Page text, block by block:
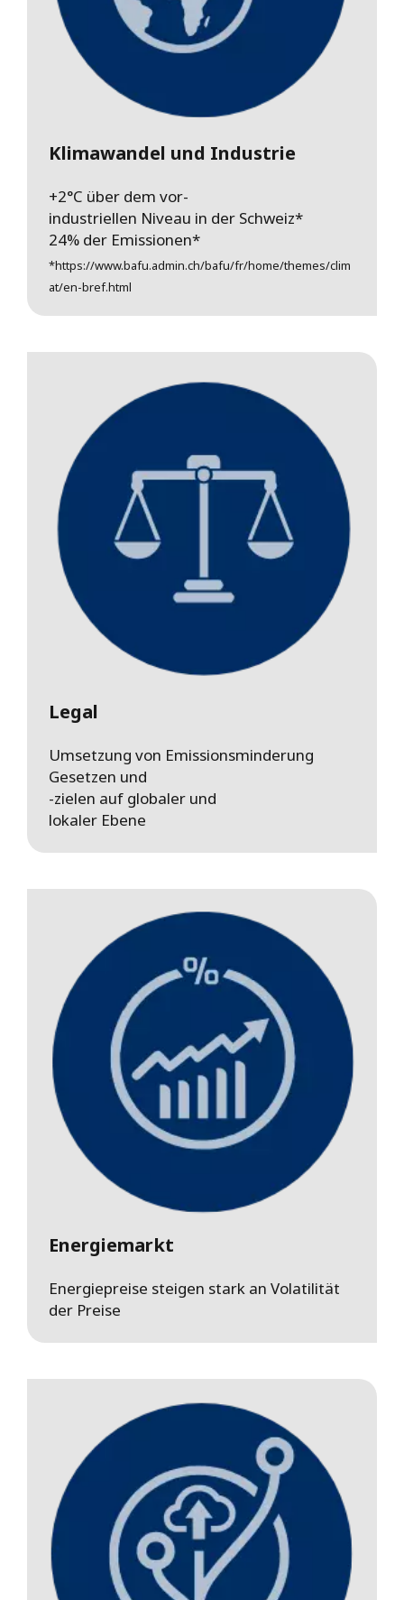
Klimawandel und Industrie
+2°C über dem vor-
industriellen Niveau in der Schweiz*
24% der Emissionen*
*https://www.bafu.admin.ch/bafu/fr/home/themes/clim
at/en-bref.html
Legal
Umsetzung von Emissionsminderung
Gesetzen und
-zielen auf globaler und
lokaler Ebene
Energiemarkt
Energiepreise steigen stark an Volatilität
der Preise